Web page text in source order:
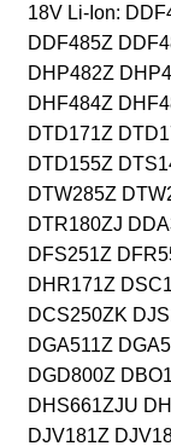
18V Li-Ion:
DDF485Z
DHP482Z
DHF484Z
DTD171Z
DTD155Z
DTW285Z
DTR180ZJ
DFS251Z
DHR171Z
DCS250ZK
DGA511Z
DGD800Z
DHS661ZJU
DJV181Z